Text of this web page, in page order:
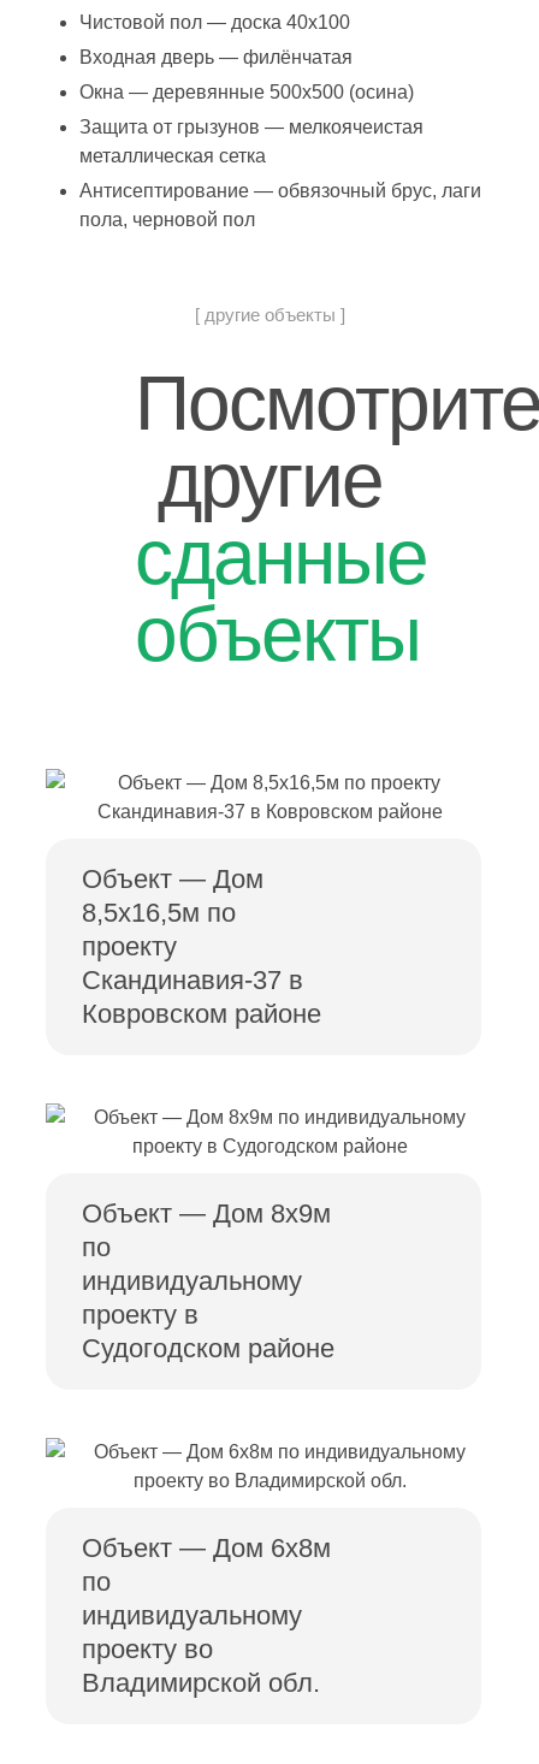
Чистовой пол — доска 40х100
Входная дверь — филёнчатая
Окна — деревянные 500х500 (осина)
Защита от грызунов — мелкоячеистая
металлическая сетка
Антисептирование — обвязочный брус, лаги
пола, черновой пол
[ другие объекты ]
другие
сданные
объекты
Объект — Дом
8,5х16,5м по
проекту
Скандинавия-37 в
Ковровском районе
Объект — Дом 8х9м
по
индивидуальному
проекту в
Судогодском районе
Объект — Дом 6х8м
по
индивидуальному
проекту во
Владимирской обл.